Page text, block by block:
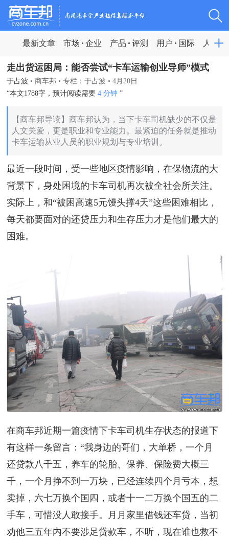
最新文章 市场 企业 产品 评测 用户 国际 人物
走出货运困局：能否尝试“卡车运输创业导师”模式
于占波 • 商车邦 • 专栏：于占波 • 4月20日
“本文1788字，预计阅读需要4 分钟”
【商车邦导读】商车邦认为，当下卡车司机缺少的不仅是
人文关爱，更是职业和专业能力。最紧迫的任务就是推动
卡车运输从业人员的职业规划与专业培训。
最近一段时间，受一些地区疫情影响，在保物流的大
背景下，身处困境的卡车司机再次被全社会所关注。
实际上，和“被困高速5元馒头撑4天”这些困难相比，
每天都要面对的还贷压力和生存压力才是他们最大的
困难。
在商车邦近期一篇疫情下卡车司机生存状态的报道下
有这样一条留言：“我身边的哥们，大单桥，一个月
还贷款八千五，养车的轮胎、保养、保险费大概三
千，一个月挣不到一万块，已经连续四个月亏本，想
卖掉，六七万换个国四，或者十一二万换个国五的二
手车，可惜没人敢接手。月月家里借钱还车贷，当初
劝他三五年内不要涉足贷款车，不听，现在谁也救不